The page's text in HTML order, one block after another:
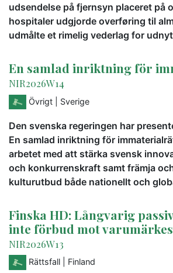
udsendelse på fjernsyn placeret på
hospitaler udgjorde overføring til
udmålte et rimelig vederlag for
En samlad inriktning för
NIR2026W14
Övrigt | Sverige
Den svenska regeringen har
En samlad inriktning för
arbetet med att stärka svensk
och konkurrenskraft samt främja
kulturutbud både nationellt och
Finska HD: Långvarig
inte förbud mot
NIR2026W13
Rättsfall | Finland